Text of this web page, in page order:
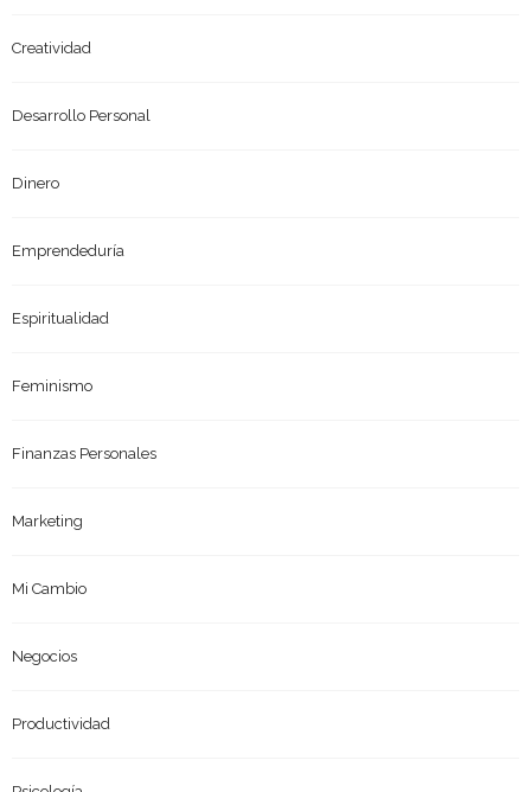
Creatividad
Desarrollo Personal
Dinero
Emprendeduría
Espiritualidad
Feminismo
Finanzas Personales
Marketing
Mi Cambio
Negocios
Productividad